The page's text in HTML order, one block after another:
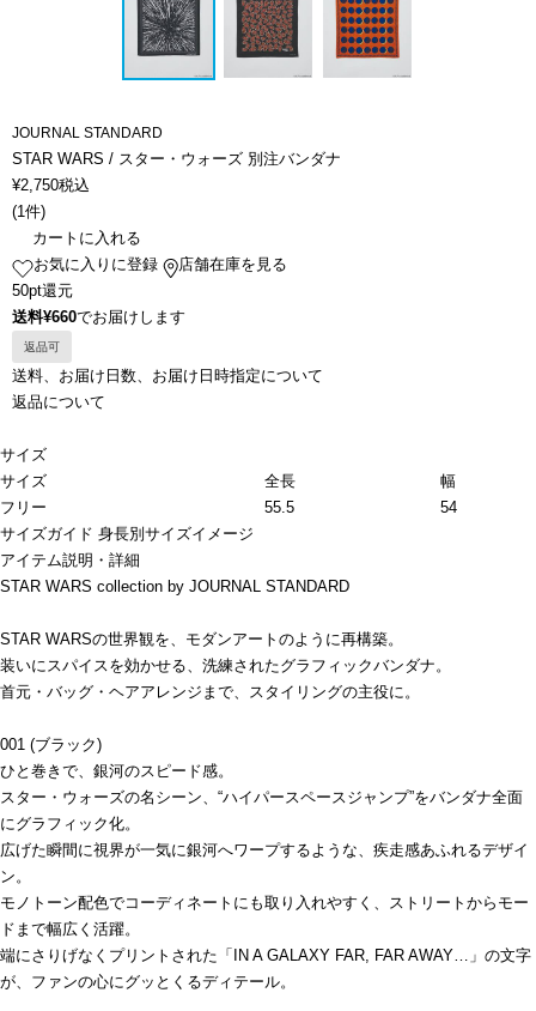
JOURNAL STANDARD
STAR WARS / スター・ウォーズ 別注バンダナ
¥2,750税込
(1件)
カートに入れる
お気に入りに登録
店舗在庫を見る
50pt還元
送料¥660でお届けします
返品可
送料、お届け日数、お届け日時指定について
返品について
サイズ
サイズ
全長
幅
フリー
55.5
54
サイズガイド 身長別サイズイメージ
アイテム説明・詳細
STAR WARS collection by JOURNAL STANDARD
STAR WARSの世界観を、モダンアートのように再構築。
装いにスパイスを効かせる、洗練されたグラフィックバンダナ。
首元・バッグ・ヘアアレンジまで、スタイリングの主役に。
001 (ブラック)
ひと巻きで、銀河のスピード感。
スター・ウォーズの名シーン、“ハイパースペースジャンプ”をバンダナ全面
にグラフィック化。
広げた瞬間に視界が一気に銀河へワープするような、疾走感あふれるデザイ
ン。
モノトーン配色でコーディネートにも取り入れやすく、ストリートからモー
ドまで幅広く活躍。
端にさりげなくプリントされた「IN A GALAXY FAR, FAR AWAY…」の文字
が、ファンの心にグッとくるディテール。